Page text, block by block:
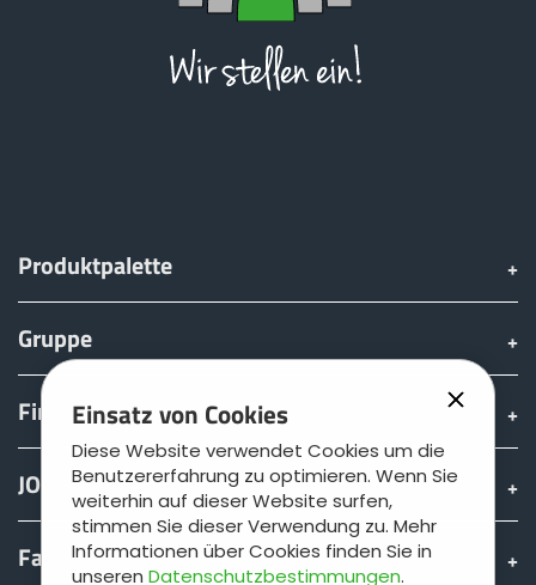
Einsatz von Cookies
Diese Website verwendet Cookies um die
Benutzererfahrung zu optimieren. Wenn Sie
weiterhin auf dieser Website surfen,
stimmen Sie dieser Verwendung zu. Mehr
Informationen über Cookies finden Sie in
unseren Datenschutzbestimmungen.
Produktpalette
Gruppe
Finden & kaufen
JOSKIN Welt
Fan shop